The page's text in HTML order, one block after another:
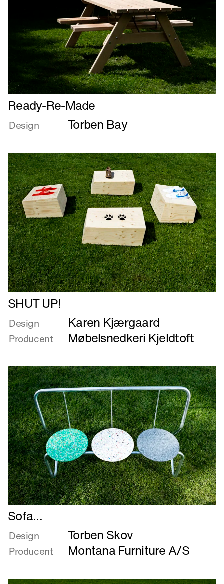
Læs
mere
om
Made
Ready-Re-Made
Design Torben Bay
Læs
mere
om
SHUT
UP!
SHUT UP!
Design Karen Kjærgaard
Producent Møbelsnedkeri Kjeldtoft
Læs
mere
om
Sofa...
Sofa...
Design Torben Skov
Producent Montana Furniture A/S